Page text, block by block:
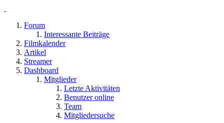
Forum
Interessante Beiträge
Filmkalender
Artikel
Streamer
Dashboard
Mitglieder
Letzte Aktivitäten
Benutzer online
Team
Mitgliedersuche